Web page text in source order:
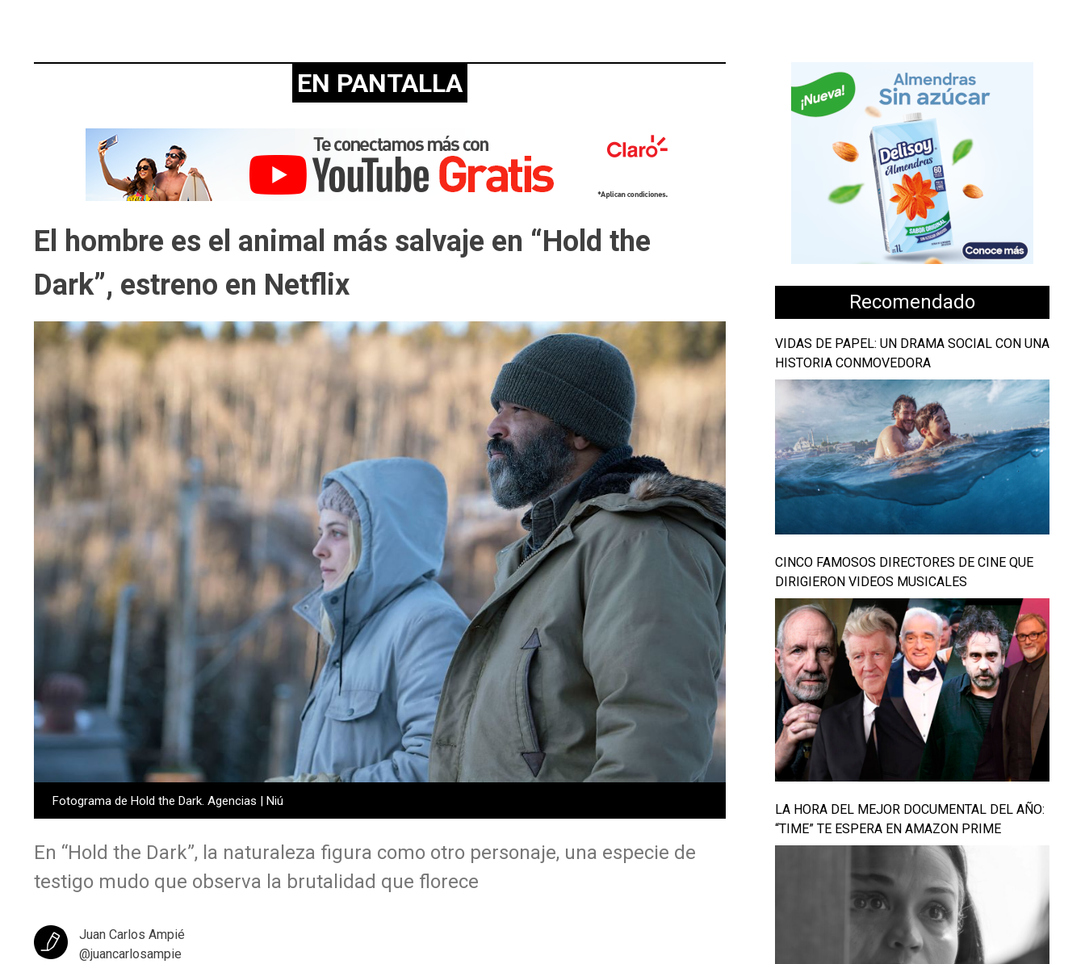
EN PANTALLA
El hombre es el animal más salvaje en “Hold the
Dark”, estreno en Netflix
Fotograma de Hold the Dark. Agencias | Niú
En “Hold the Dark”, la naturaleza figura como otro personaje, una especie de
testigo mudo que observa la brutalidad que florece
Juan Carlos Ampié
@juancarlosampie
Recomendado
VIDAS DE PAPEL: UN DRAMA SOCIAL CON UNA
HISTORIA CONMOVEDORA
CINCO FAMOSOS DIRECTORES DE CINE QUE
DIRIGIERON VIDEOS MUSICALES
LA HORA DEL MEJOR DOCUMENTAL DEL AÑO:
“TIME” TE ESPERA EN AMAZON PRIME